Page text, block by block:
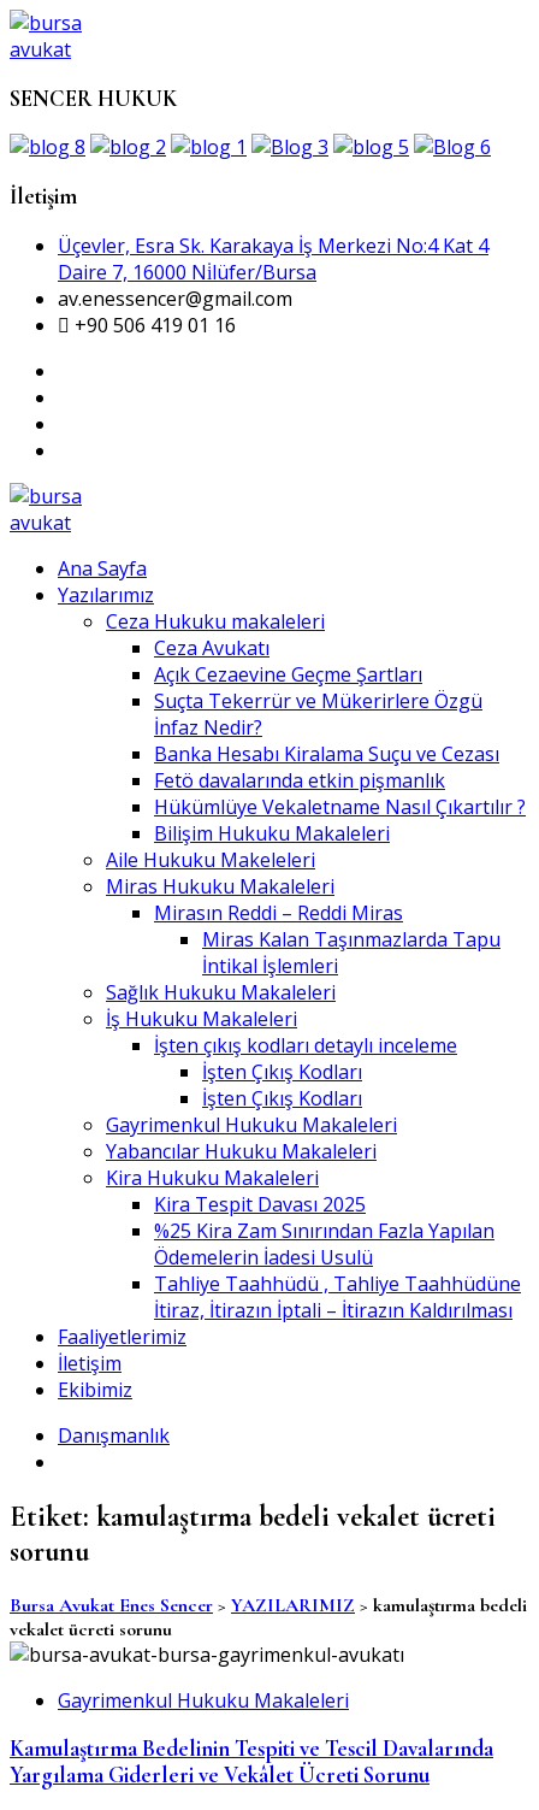
SENCER HUKUK
İletişim
Üçevler, Esra Sk. Karakaya İş Merkezi No:4 Kat 4
Daire 7, 16000 Ni̇lüfer/Bursa
av.enessencer@gmail.com
+90 506 419 01 16
Ana Sayfa
Yazılarımız
Ceza Hukuku makaleleri
Ceza Avukatı
Açık Cezaevine Geçme Şartları
Suçta Tekerrür ve Mükerirlere Özgü
İnfaz Nedir?
Banka Hesabı Kiralama Suçu ve Cezası
Fetö davalarında etkin pişmanlık
Hükümlüye Vekaletname Nasıl Çıkartılır ?
Bilişim Hukuku Makaleleri
Aile Hukuku Makeleleri
Miras Hukuku Makaleleri
Mirasın Reddi – Reddi Miras
Miras Kalan Taşınmazlarda Tapu
İntikal İşlemleri
Sağlık Hukuku Makaleleri
İş Hukuku Makaleleri
İşten çıkış kodları detaylı inceleme
İşten Çıkış Kodları
İşten Çıkış Kodları
Gayrimenkul Hukuku Makaleleri
Yabancılar Hukuku Makaleleri
Kira Hukuku Makaleleri
Kira Tespit Davası 2025
%25 Kira Zam Sınırından Fazla Yapılan
Ödemelerin İadesi Usulü
Tahliye Taahhüdü , Tahliye Taahhüdüne
İtiraz, İtirazın İptali – İtirazın Kaldırılması
Faaliyetlerimiz
İletişim
Ekibimiz
Danışmanlık
Etiket: kamulaştırma bedeli vekalet ücreti
sorunu
Bursa Avukat Enes Sencer > YAZILARIMIZ > kamulaştırma bedeli
vekalet ücreti sorunu
Gayrimenkul Hukuku Makaleleri
Kamulaştırma Bedelinin Tespiti ve Tescil Davalarında
Yargılama Giderleri ve Vekâlet Ücreti Sorunu